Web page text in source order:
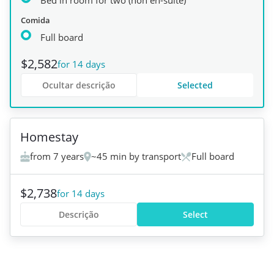
Comida
Full board
$2,582for 14 days
Selected
Ocultar descrição
Homestay
from 7 years ~45 min by transport Full board
$2,738for 14 days
Select
Descrição